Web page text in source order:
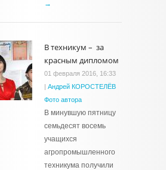
→
В техникум – за
красным дипломом
01 февраля 2016, 16:33
| Андрей КОРОСТЕЛЁВ
Фото автора
В минувшую пятницу
семьдесят восемь
учащихся
агропромышленного
техникума получили